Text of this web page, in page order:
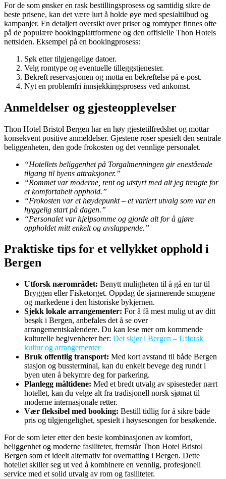
For de som ønsker en rask bestillingsprosess og samtidig sikre de
beste prisene, kan det være lurt å holde øye med spesialtilbud og
kampanjer. En detaljert oversikt over priser og romtyper finnes ofte
på de populære bookingplattformene og den offisielle Thon Hotels
nettsiden. Eksempel på en bookingprosess:
Søk etter tilgjengelige datoer.
Velg romtype og eventuelle tilleggstjenester.
Bekreft reservasjonen og motta en bekreftelse på e-post.
Nyt en problemfri innsjekkingsprosess ved ankomst.
Anmeldelser og gjesteopplevelser
Thon Hotel Bristol Bergen har en høy gjestetilfredshet og mottar
konsekvent positive anmeldelser. Gjestene roser spesielt den sentrale
beliggenheten, den gode frokosten og det vennlige personalet.
“Hotellets beliggenhet på Torgalmenningen gir enestående
tilgang til byens attraksjoner.”
“Rommet var moderne, rent og utstyrt med alt jeg trengte for
et komfortabelt opphold.”
“Frokosten var et høydepunkt – et variert utvalg som var en
hyggelig start på dagen.”
“Personalet var hjelpsomme og gjorde alt for å gjøre
oppholdet mitt enkelt og avslappende.”
Praktiske tips for et vellykket opphold i
Bergen
Utforsk nærområdet: Benytt muligheten til å gå en tur til
Bryggen eller Fisketorget. Oppdag de sjarmerende smugene
og markedene i den historiske bykjernen.
Sjekk lokale arrangementer: For å få mest mulig ut av ditt
besøk i Bergen, anbefales det å se over
arrangementskalendere. Du kan lese mer om kommende
kulturelle begivenheter her: Det skjer i Bergen – Utforsk
kultur og arrangementer
Bruk offentlig transport: Med kort avstand til både Bergen
stasjon og bussterminal, kan du enkelt bevege deg rundt i
byen uten å bekymre deg for parkering.
Planlegg måltidene: Med et bredt utvalg av spisesteder nært
hotellet, kan du velge alt fra tradisjonell norsk sjømat til
moderne internasjonale retter.
Vær fleksibel med booking: Bestill tidlig for å sikre både
pris og tilgjengelighet, spesielt i høysesongen for besøkende.
For de som leter etter den beste kombinasjonen av komfort,
beliggenhet og moderne fasiliteter, fremstår Thon Hotel Bristol
Bergen som et ideelt alternativ for overnatting i Bergen. Dette
hotellet skiller seg ut ved å kombinere en vennlig, profesjonell
service med et solid utvalg av rom og fasiliteter.